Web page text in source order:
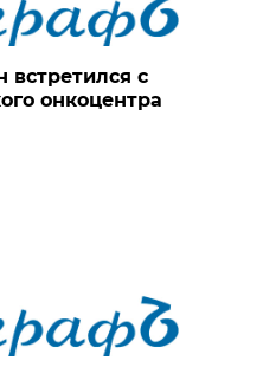
встретился с
онкоцентра